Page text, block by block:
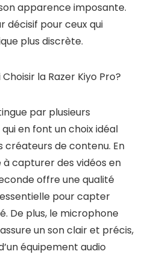
apparence imposante.
décisif pour ceux qui
plus discrète.
la Razer Kiyo Pro?
par plusieurs
en font un choix idéal
de contenu. En
capturer des vidéos en
offre une qualité
pour capter
De plus, le microphone
un son clair et précis,
équipement audio